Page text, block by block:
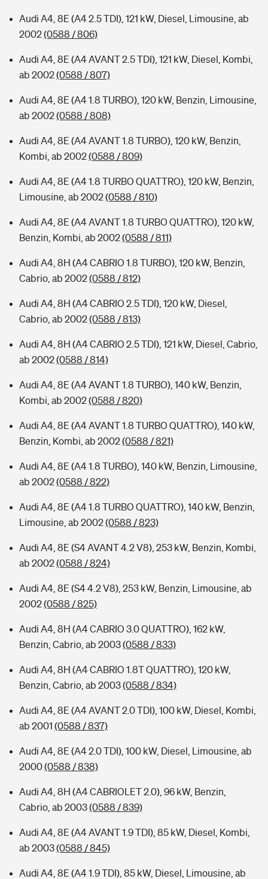
Audi A4, 8E (A4 2.5 TDI), 121 kW, Diesel, Limousine, ab
2002(0588 / 806)
Audi A4, 8E (A4 AVANT 2.5 TDI), 121 kW, Diesel, Kombi,
ab 2002(0588 / 807)
Audi A4, 8E (A4 1.8 TURBO), 120 kW, Benzin, Limousine,
ab 2002(0588 / 808)
Audi A4, 8E (A4 AVANT 1.8 TURBO), 120 kW, Benzin,
Kombi, ab 2002(0588 / 809)
Audi A4, 8E (A4 1.8 TURBO QUATTRO), 120 kW, Benzin,
Limousine, ab 2002(0588 / 810)
Audi A4, 8E (A4 AVANT 1.8 TURBO QUATTRO), 120 kW,
Benzin, Kombi, ab 2002(0588 / 811)
Audi A4, 8H (A4 CABRIO 1.8 TURBO), 120 kW, Benzin,
Cabrio, ab 2002(0588 / 812)
Audi A4, 8H (A4 CABRIO 2.5 TDI), 120 kW, Diesel,
Cabrio, ab 2002(0588 / 813)
Audi A4, 8H (A4 CABRIO 2.5 TDI), 121 kW, Diesel, Cabrio,
ab 2002(0588 / 814)
Audi A4, 8E (A4 AVANT 1.8 TURBO), 140 kW, Benzin,
Kombi, ab 2002(0588 / 820)
Audi A4, 8E (A4 AVANT 1.8 TURBO QUATTRO), 140 kW,
Benzin, Kombi, ab 2002(0588 / 821)
Audi A4, 8E (A4 1.8 TURBO), 140 kW, Benzin, Limousine,
ab 2002(0588 / 822)
Audi A4, 8E (A4 1.8 TURBO QUATTRO), 140 kW, Benzin,
Limousine, ab 2002(0588 / 823)
Audi A4, 8E (S4 AVANT 4.2 V8), 253 kW, Benzin, Kombi,
ab 2002(0588 / 824)
Audi A4, 8E (S4 4.2 V8), 253 kW, Benzin, Limousine, ab
2002(0588 / 825)
Audi A4, 8H (A4 CABRIO 3.0 QUATTRO), 162 kW,
Benzin, Cabrio, ab 2003(0588 / 833)
Audi A4, 8H (A4 CABRIO 1.8T QUATTRO), 120 kW,
Benzin, Cabrio, ab 2003(0588 / 834)
Audi A4, 8E (A4 AVANT 2.0 TDI), 100 kW, Diesel, Kombi,
ab 2001 (0588 / 837)
Audi A4, 8E (A4 2.0 TDI), 100 kW, Diesel, Limousine, ab
2000(0588 / 838)
Audi A4, 8H (A4 CABRIOLET 2.0), 96 kW, Benzin,
Cabrio, ab 2003(0588 / 839)
Audi A4, 8E (A4 AVANT 1.9 TDI), 85 kW, Diesel, Kombi,
ab 2003(0588 / 845)
Audi A4, 8E (A4 1.9 TDI), 85 kW, Diesel, Limousine, ab